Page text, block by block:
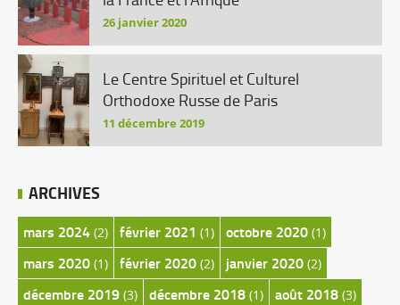
26 janvier 2020
Le Centre Spirituel et Culturel
Orthodoxe Russe de Paris
11 décembre 2019
ARCHIVES
mars 2024 (2) février 2021 (1) octobre 2020 (1)
mars 2020 (1) février 2020 (2) janvier 2020 (2)
décembre 2019 (3) décembre 2018 (1) août 2018 (3)